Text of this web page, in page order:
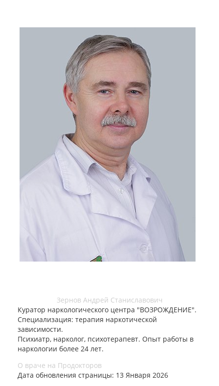
Зернов Андрей Станиславович
Куратор наркологического центра "ВОЗРОЖДЕНИЕ".
Специализация: терапия наркотической
зависимости.
Психиатр, нарколог, психотерапевт. Опыт работы в
наркологии более 24 лет.
О враче на Продокторов
Дата обновления страницы: 13 Января 2026